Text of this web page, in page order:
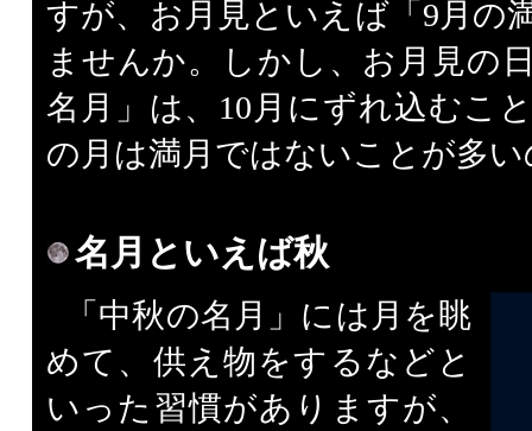
すが、お月見といえば「9月の
ませんか。しかし、お月見の
名月」は、10月にずれ込むこ
の月は満月ではないことが多
名月といえば秋
「中秋の名月」には月を眺
めて、供え物をするなどと
いった習慣がありますが、